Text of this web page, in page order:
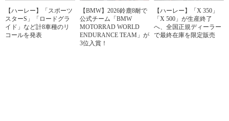
【ハーレー】「スポーツ
スターS」「ロードグラ
イド」など計8車種のリ
コールを発表
【BMW】2026鈴鹿8耐で
公式チーム「BMW
MOTORRAD WORLD
ENDURANCE TEAM」が
3位入賞！
【ハーレー】「X 350」
「X 500」が生産終了
へ、全国正規ディーラー
で最終在庫を限定販売